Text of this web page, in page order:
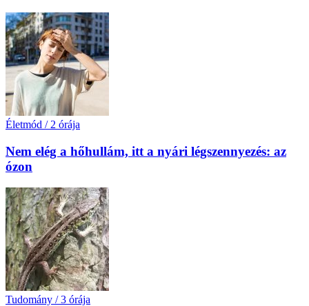
Életmód / 2 órája
Nem elég a hőhullám, itt a nyári légszennyezés: az
ózon
Tudomány / 3 órája